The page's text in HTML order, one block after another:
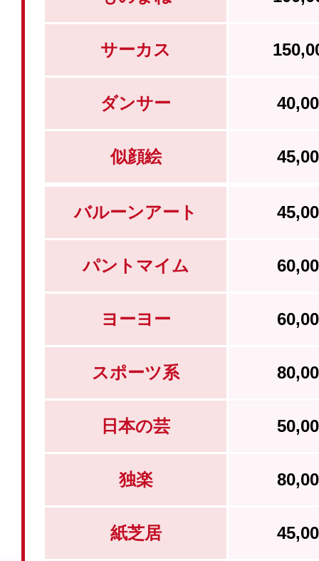
サーカス
ダンサー
似顔絵
バルーンアート
パントマイム
ヨーヨー
スポーツ系
日本の芸
独楽
紙芝居